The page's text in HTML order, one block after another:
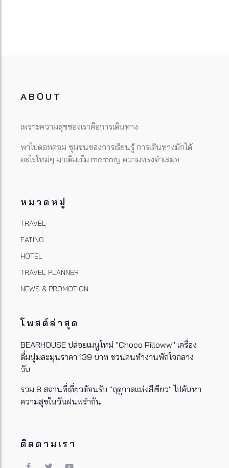
ABOUT
เพราะความสุขของเราคือการเดินทาง
พาไปดอทคอม ชุมชนของการเรียนรู้ การเดินทางมักได้
อะไรใหม่ๆ มาเติมเต็ม memory ความทรงจำเสมอ
หมวดหมู่
TRAVEL
EATING
HOTEL
TRAVEL PLANNER
NEWS & PROMOTION
โพสต์ล่าสุด
BEARHOUSE ปล่อยเมนูใหม่ "Choco Pilloww" เครื่อง
ดื่มนุ่มละมุนราคา 139 บาท ชวนคนทำงานพักใจกลาง
วัน
รวม 8 สถานที่เที่ยวต้อนรับ "ฤดูกาลแห่งสีเขียว" ไปค้นหา
ความสุขในวันฝนพรำกัน
ติดตามเรา